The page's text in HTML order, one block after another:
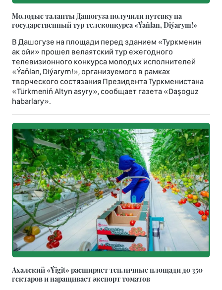
Молодые таланты Дашогуза получили путевку на
государственный тур телеконкурса «Ýaňlan, Diýarym!»
В Дашогузе на площади перед зданием «Туркменин
ак ойи» прошел велаятский тур ежегодного
телевизионного конкурса молодых исполнителей
«Ýaňlan, Diýarym!», организуемого в рамках
творческого состязания Президента Туркменистана
«Türkmeniň Altyn asyry», сообщает газета «Daşoguz
habarlary».
Ахалский «Ýigit» расширяет тепличные площади до 350
гектаров и наращивает экспорт томатов